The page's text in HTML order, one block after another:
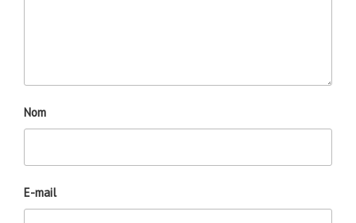
Nom
E-mail